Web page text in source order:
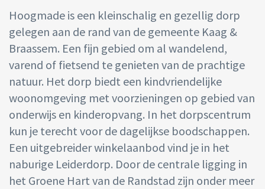
Hoogmade is een kleinschalig en gezellig dorp
gelegen aan de rand van de gemeente Kaag &
Braassem. Een fijn gebied om al wandelend,
varend of fietsend te genieten van de prachtige
natuur. Het dorp biedt een kindvriendelijke
woonomgeving met voorzieningen op gebied van
onderwijs en kinderopvang. In het dorpscentrum
kun je terecht voor de dagelijkse boodschappen.
Een uitgebreider winkelaanbod vind je in het
naburige Leiderdorp. Door de centrale ligging in
het Groene Hart van de Randstad zijn onder meer